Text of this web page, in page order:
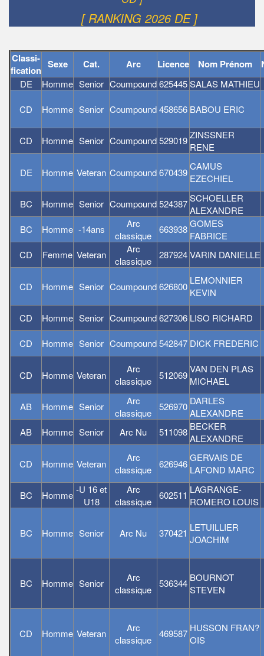
[ RANKING 2026 DE ]
Classi-
fication Sexe Cat. Arc Licence Nom Prénom
DE Homme Senior Coumpound625445SALAS MATHIEU
CD Homme Senior Coumpound458656 BABOU ERIC
CD Homme Senior Coumpound529019ZINSSNER
RENE
DE Homme Veteran Coumpound670439
CAMUS
EZECHIEL
BC Homme Senior Coumpound524387SCHOELLER
ALEXANDRE
BC
Homme -14ans
Arc
classique
663938GOMES
FABRICE
CD
Femme Veteran
Arc
classique
287924VARIN DANIELLE
CD Homme Senior Coumpound626800
LEMONNIER
KEVIN
CD Homme Senior Coumpound627306 LISO RICHARD
CD Homme Senior Coumpound542847 DICK FREDERIC
CD Homme Veteran
Arc
classique
512069
VAN DEN PLAS
MICHAEL
AB Homme Senior
Arc
classique
526970 DARLES
ALEXANDRE
AB
Homme Senior Arc Nu 511098 BECKER
ALEXANDRE
CD Homme Veteran
Arc
classique
626946
GERVAIS DE
LAFOND MARC
BC Homme -U 16 et
U18
Arc
classique
602511 LAGRANGE-
ROMERO LOUIS
BC Homme Senior Arc Nu 370421 LETUILLIER
JOACHIM
BC Homme Senior
Arc
classique
536344 BOURNOT
STEVEN
CD Homme Veteran
Arc
classique
469587 HUSSON FRAN?
OIS